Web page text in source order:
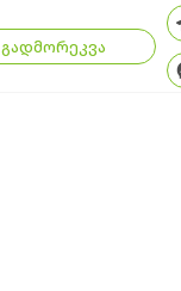
გადმორეკვა